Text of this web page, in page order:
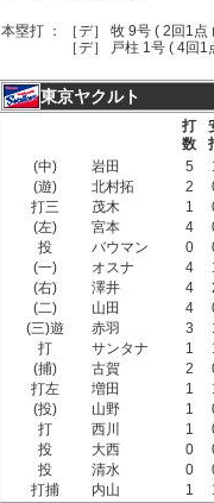
本塁打 ：
［デ］ 牧 9号 ( 2回1点
［デ］ 戸柱 1号 ( 4回1
東京ヤクルト
打
数
(中)
岩田 5
(遊)
北村拓 2
打三
茂木 1
(左)
宮本 4
投
バウマン 0
(一)
オスナ 4
(右)
澤井 4
(二)
山田 4
(三)遊
赤羽 3
打
サンタナ 1
(捕)
古賀 2
打左
増田 1
(投)
山野 1
打
西川 1
投
大西 0
投
清水 0
打捕
内山 1